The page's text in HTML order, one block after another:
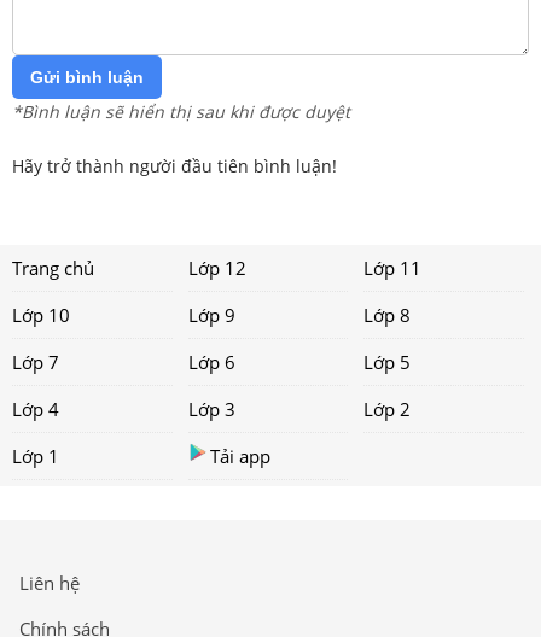
Gửi bình luận
*Bình luận sẽ hiển thị sau khi được duyệt
Hãy trở thành người đầu tiên bình luận!
Trang chủ Lớp 12
Lớp 11
Lớp 10
Lớp 9
Lớp 8
Lớp 7
Lớp 6
Lớp 5
Lớp 4
Lớp 3
Lớp 2
Lớp 1
Tải app
Liên hệ
Chính sách